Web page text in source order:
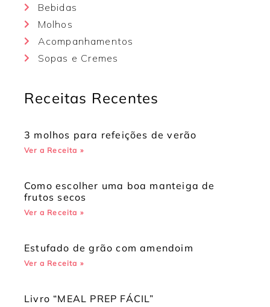
Bebidas
Molhos
Acompanhamentos
Sopas e Cremes
Receitas Recentes
3 molhos para refeições de verão
Ver a Receita »
Como escolher uma boa manteiga de
frutos secos
Ver a Receita »
Estufado de grão com amendoim
Ver a Receita »
Livro “MEAL PREP FÁCIL”